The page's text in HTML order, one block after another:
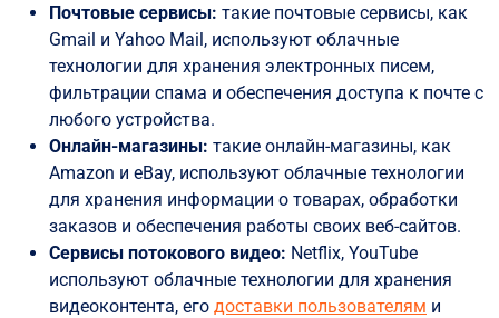
Почтовые сервисы: такие почтовые сервисы, как
Gmail и Yahoo Mail, используют облачные
технологии для хранения электронных писем,
фильтрации спама и обеспечения доступа к почте с
любого устройства.
Онлайн-магазины: такие онлайн-магазины, как
Amazon и eBay, используют облачные технологии
для хранения информации о товарах, обработки
заказов и обеспечения работы своих веб-сайтов.
Сервисы потокового видео: Netflix, YouTube
используют облачные технологии для хранения
видеоконтента, его доставки пользователям и